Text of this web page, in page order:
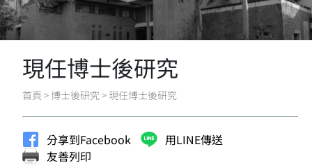
現任博士後研究
首頁 >博士後研究>現任博士後研究
分享到Facebook
用LINE傳送
友善列印